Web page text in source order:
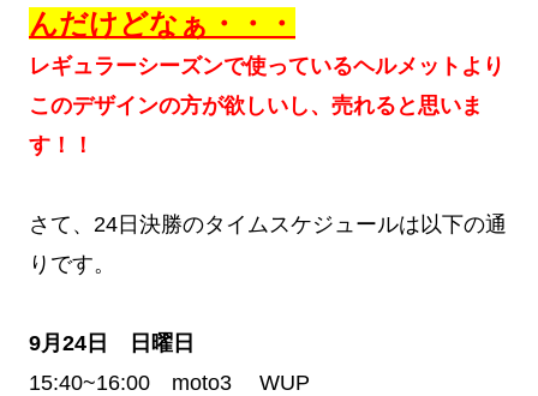
んだけどなぁ・・・
レギュラーシーズンで使っているヘルメットより
このデザインの方が欲しいし、売れると思いま
す！！
さて、24日決勝のタイムスケジュールは以下の通
りです。
9月24日 日曜日
15:40~16:00 moto3 WUP